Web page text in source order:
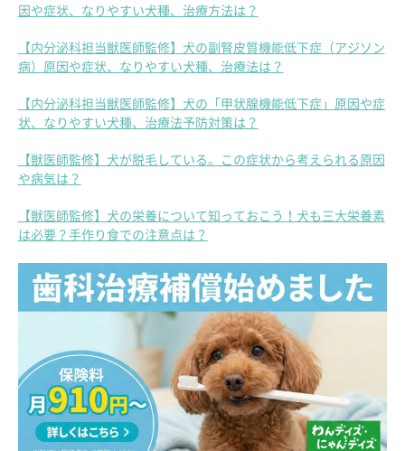
因や症状、なりやすい犬種、治療方法は？
【内分泌科担当獣医師監修】犬の副腎皮質機能低下症（アジソン
病）原因や症状、なりやすい犬種、治療法は？
【内分泌科担当獣医師監修】犬の「甲状腺機能低下症」原因や症
状、なりやすい犬種、治療法予防対策は？
【獣医師監修】犬が脱毛している。この症状から考えられる原因
や病気は？
【獣医師監修】犬の栄養について知っておこう！犬も三大栄養素
は必要？手作り食での注意点は？